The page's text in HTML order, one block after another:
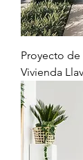
Proyecto
Vivienda